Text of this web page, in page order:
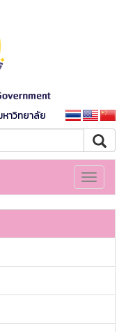
าวิทยาลัย
Toggle